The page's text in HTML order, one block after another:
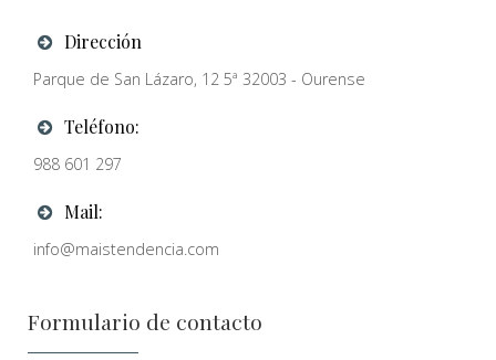
Dirección
Parque de San Lázaro, 12 5ª 32003 - Ourense
Teléfono:
988 601 297
Mail:
info@maistendencia.com
Formulario de contacto